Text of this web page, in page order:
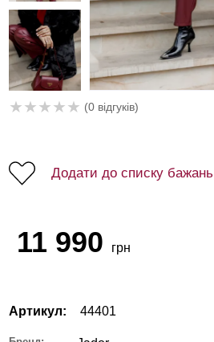
★★★★★ (0 відгуків)
Додати до списку бажань
11 990 грн
Артикул: 44401